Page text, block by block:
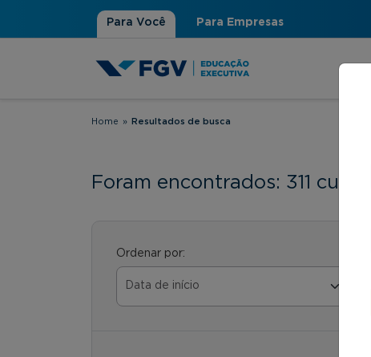
Para Você Para Empresas
Você está aqui
Home » Resultados de busca
Foram encontrados: 311 cursos
Ordenar por: